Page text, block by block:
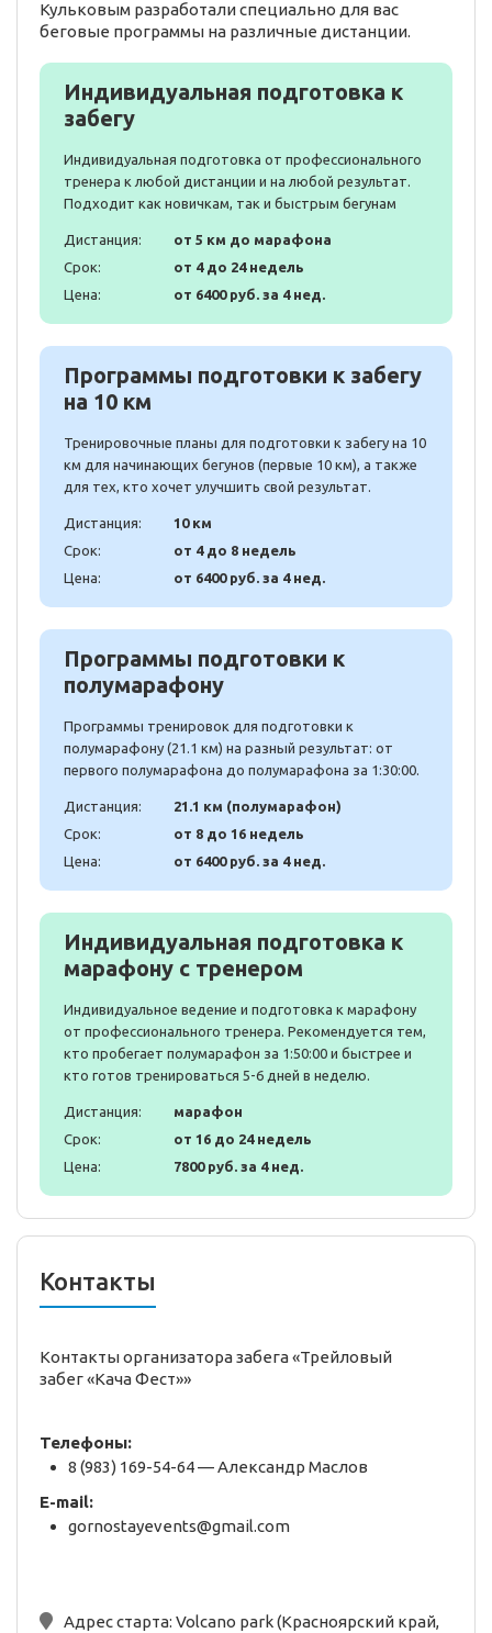
Кульковым разработали специально для вас
беговые программы на различные дистанции.
Индивидуальная подготовка к
забегу
Индивидуальная подготовка от профессионального
тренера к любой дистанции и на любой результат.
Подходит как новичкам, так и быстрым бегунам
Дистанция:
от 5 км до марафона
Срок:
от 4 до 24 недель
Цена:
от 6400 руб. за 4 нед.
Программы подготовки к забегу
на 10 км
Тренировочные планы для подготовки к забегу на 10
км для начинающих бегунов (первые 10 км), а также
для тех, кто хочет улучшить свой результат.
Дистанция:
10 км
Срок:
от 4 до 8 недель
Цена:
от 6400 руб. за 4 нед.
Программы подготовки к
полумарафону
Программы тренировок для подготовки к
полумарафону (21.1 км) на разный результат: от
первого полумарафона до полумарафона за 1:30:00.
Дистанция:
21.1 км (полумарафон)
Срок:
от 8 до 16 недель
Цена:
от 6400 руб. за 4 нед.
Индивидуальная подготовка к
марафону с тренером
Индивидуальное ведение и подготовка к марафону
от профессионального тренера. Рекомендуется тем,
кто пробегает полумарафон за 1:50:00 и быстрее и
кто готов тренироваться 5-6 дней в неделю.
Дистанция:
марафон
Срок:
от 16 до 24 недель
Цена:
7800 руб. за 4 нед.
Контакты
Контакты организатора забега «Трейловый
забег «Кача Фест»»
Телефоны:
8 (983) 169-54-64 — Александр Маслов
E-mail:
gornostayevents@gmail.com
Адрес старта: Volcano park (Красноярский край,